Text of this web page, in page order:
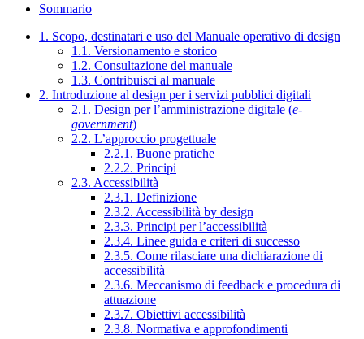
Sommario
1. Scopo, destinatari e uso del Manuale operativo di design
1.1. Versionamento e storico
1.2. Consultazione del manuale
1.3. Contribuisci al manuale
2. Introduzione al design per i servizi pubblici digitali
2.1. Design per l’amministrazione digitale (e-
government)
2.2. L’approccio progettuale
2.2.1. Buone pratiche
2.2.2. Principi
2.3. Accessibilità
2.3.1. Definizione
2.3.2. Accessibilità by design
2.3.3. Principi per l’accessibilità
2.3.4. Linee guida e criteri di successo
2.3.5. Come rilasciare una dichiarazione di
accessibilità
2.3.6. Meccanismo di feedback e procedura di
attuazione
2.3.7. Obiettivi accessibilità
2.3.8. Normativa e approfondimenti